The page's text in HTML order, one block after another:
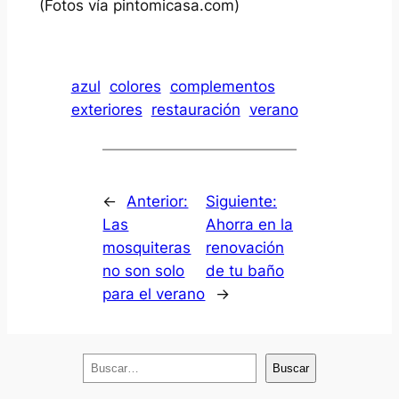
(Fotos vía pintomicasa.com)
azul colores complementos
exteriores restauración verano
←
Anterior:
Las
mosquiteras
no son solo
para el verano
Siguiente:
Ahorra en la
renovación
de tu baño
→
u
Buscar